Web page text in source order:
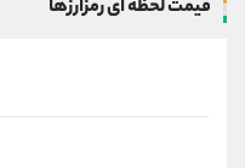
قیمت لحظه ای رمزارزها